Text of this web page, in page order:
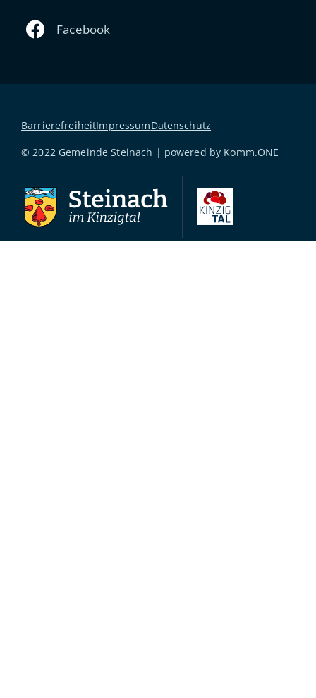
BarrierefreiheitImpressumDatenschutz
© 2022 Gemeinde Steinach | powered by Komm.ONE